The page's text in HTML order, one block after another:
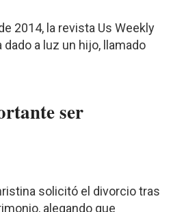
2014, la revista Us Weekly
a luz un hijo, llamado
ser
solicitó el divorcio tras
alegando que